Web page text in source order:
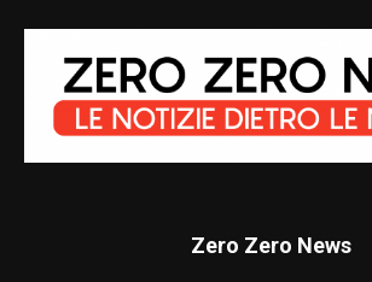
Zero Zero News